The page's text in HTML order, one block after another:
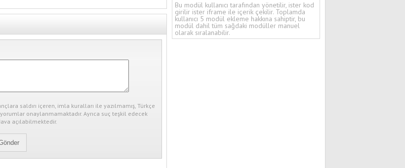
saldırı içeren, imla kuralları ile yazılmamış, Türkçe
onaylanmamaktadır. Ayrıca suç teşkil edecek
açılabilmektedir.
Bu modül kullanıcı tarafından yönetilir, ister kod
girilir ister iframe ile içerik çekilir. Toplamda
kullanıcı 5 modül ekleme hakkına sahiptir, bu
modül dahil tüm sağdaki modüller manuel
olarak sıralanabilir.